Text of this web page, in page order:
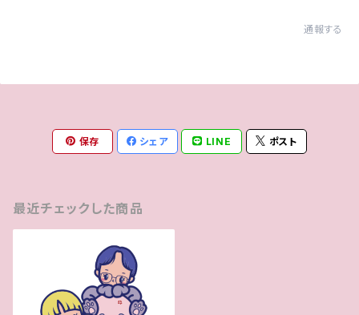
通報する
保存 シェア LINE ポスト
最近チェックした商品